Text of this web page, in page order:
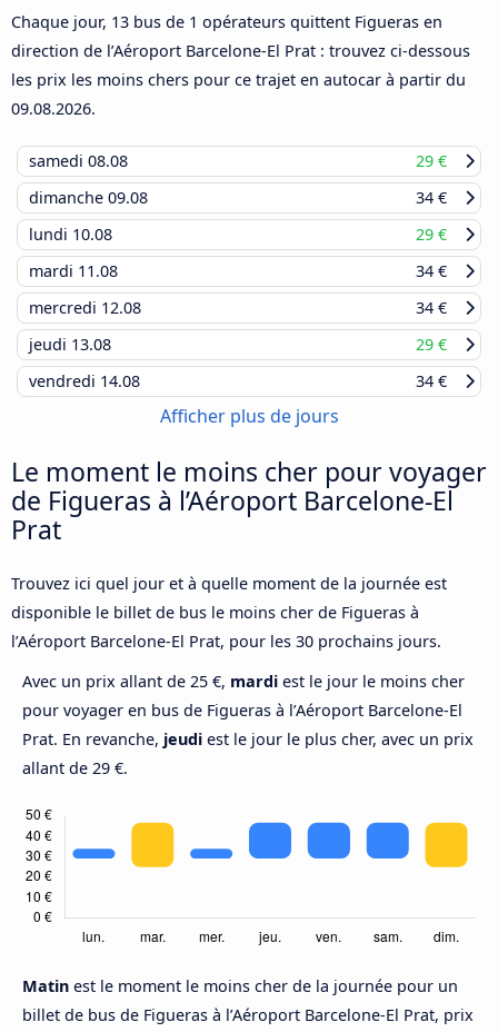
Chaque jour, 13 bus de 1 opérateurs quittent Figueras en
direction de l’Aéroport Barcelone-El Prat : trouvez ci-dessous
les prix les moins chers pour ce trajet en autocar à partir du
09.08.2026.
samedi 08.08
29 €
dimanche 09.08
34 €
lundi 10.08
29 €
mardi 11.08
34 €
mercredi 12.08
34 €
jeudi 13.08
29 €
vendredi 14.08 34 €
Afficher plus de jours
Le moment le moins cher pour voyager
de Figueras à l’Aéroport Barcelone-El
Prat
Trouvez ici quel jour et à quelle moment de la journée est
disponible le billet de bus le moins cher de Figueras à
l’Aéroport Barcelone-El Prat, pour les 30 prochains jours.
Avec un prix allant de 25 €, mardi est le jour le moins cher
pour voyager en bus de Figueras à l’Aéroport Barcelone-El
Prat. En revanche, jeudi est le jour le plus cher, avec un prix
allant de 29 €.
Matin est le moment le moins cher de la journée pour un
billet de bus de Figueras à l’Aéroport Barcelone-El Prat, prix